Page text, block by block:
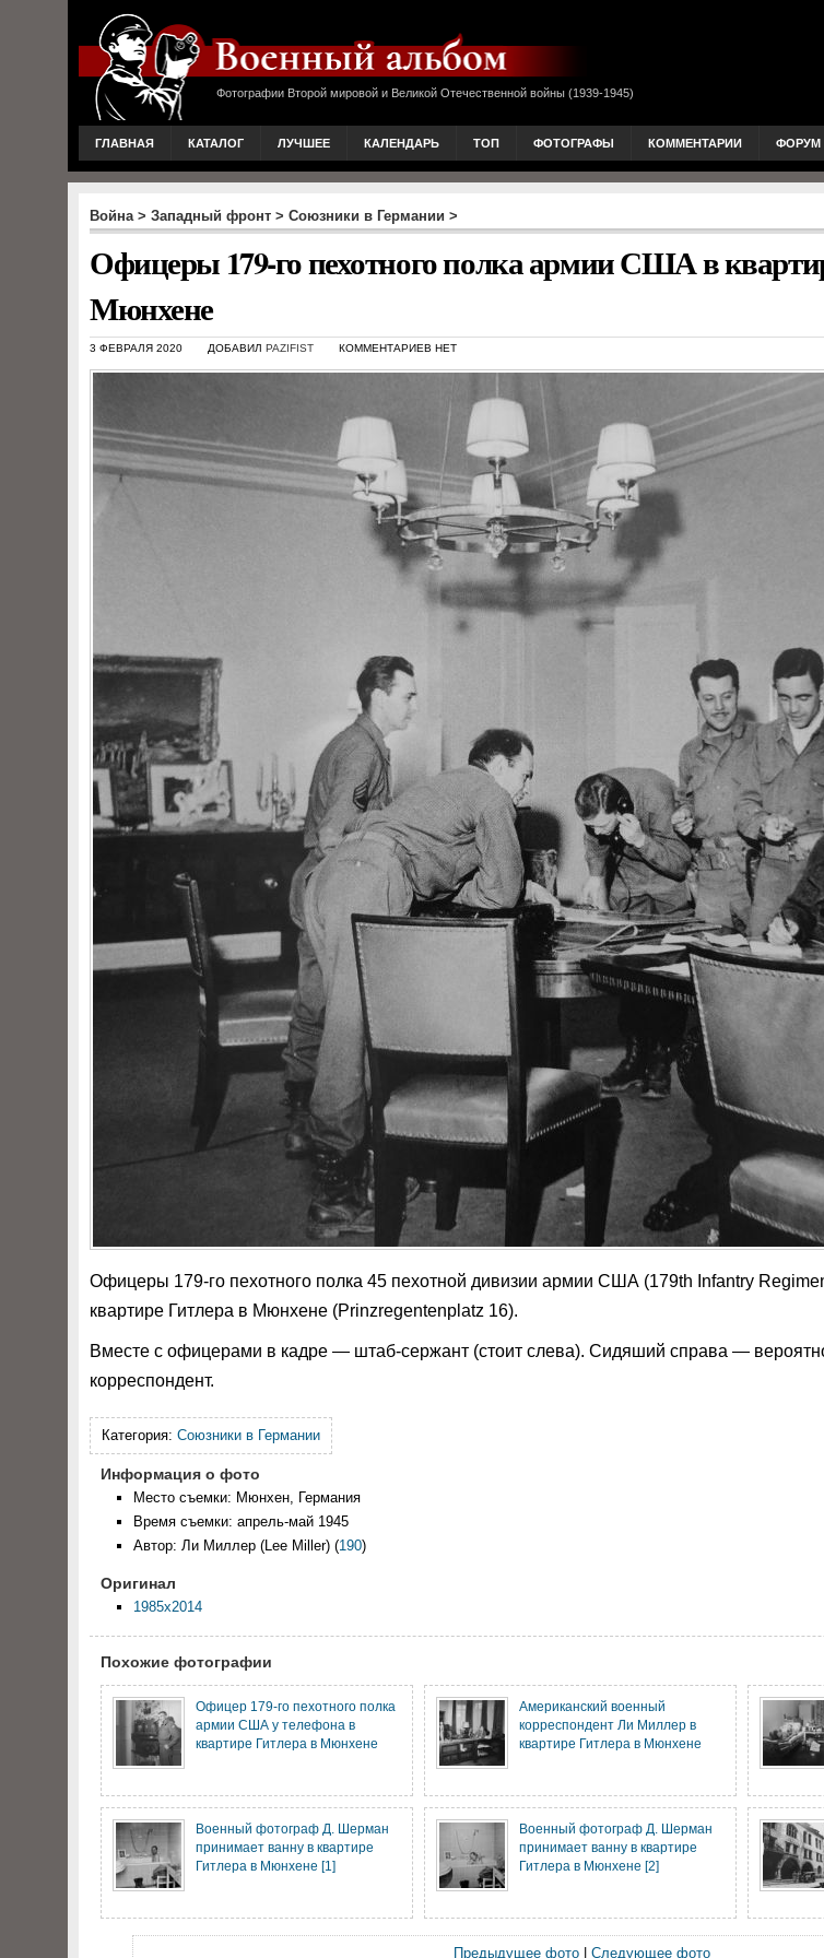
Фотографии Второй мировой и Великой Отечественной войны (1939-1945)
ГЛАВНАЯ КАТАЛОГ ЛУЧШЕЕ КАЛЕНДАРЬ ТОП ФОТОГРАФЫ КОММЕНТАРИИ ФОРУМ
Война> Западный фронт > Союзники в Германии >
Офицеры 179-го пехотного полка армии США в
Мюнхене
3 ФЕВРАЛЯ 2020 ДОБАВИЛ PAZIFIST КОММЕНТАРИЕВ НЕТ
Офицеры 179-го пехотного полка 45 пехотной дивизии армии США (179th Infantry
квартире Гитлера в Мюнхене (Prinzregentenplatz 16).
Вместе с офицерами в кадре — штаб-сержант (стоит слева). Сидяший справа —
корреспондент.
Категория: Союзники в Германии
Информация о фото
Место съемки: Мюнхен, Германия
Время съемки: апрель-май 1945
Автор: Ли Миллер (Lee Miller) (190)
Оригинал
1985x2014
Похожие фотографии
Офицер 179-го пехотного полка
армии США у телефона в
квартире Гитлера в Мюнхене
Американский военный
корреспондент Ли Миллер в
квартире Гитлера в Мюнхене
Военный фотограф Д. Шерман
принимает ванну в квартире
Гитлера в Мюнхене [1]
Военный фотограф Д. Шерман
принимает ванну в квартире
Гитлера в Мюнхене [2]
Предыдущее фото| Следующее фото